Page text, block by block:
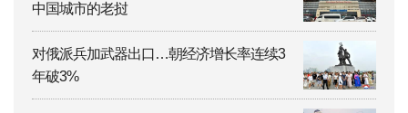
中国城市的老挝
对俄派兵加武器出口…朝经济增长率连续3
年破3%